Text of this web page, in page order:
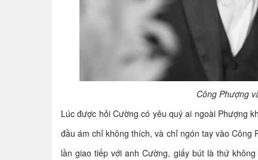
Công Phượng
Lúc được hỏi Cường có yêu quý ai ngoài Phượng
đầu ám chỉ không thích, và chỉ ngón tay vào
lần giao tiếp với anh Cường, giấy bút là thứ